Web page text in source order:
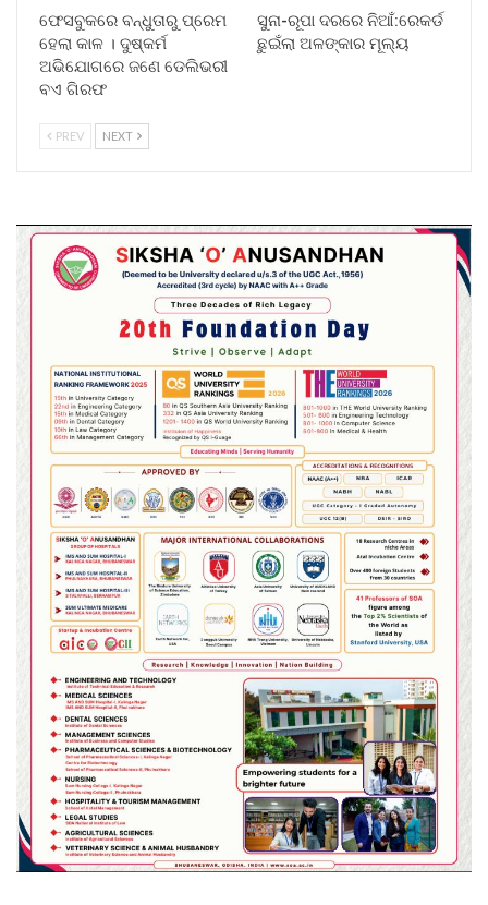
ଫେସବୁକରେ ବନ୍ଧୁତାରୁ ପ୍ରେମ
ହେଲା କାଳ । ଦୁଷ୍କର୍ମ
ଅଭିଯୋଗରେ ଜଣେ ଡେଲିଭରୀ
ବଏ ଗିରଫ
ସୁନା-ରୂପା ଦରରେ ନିଆଁ:ରେକର୍ଡ
ଛୁଇଁଲା ଅଳଙ୍କାର ମୂଲ୍ୟ
PREV NEXT